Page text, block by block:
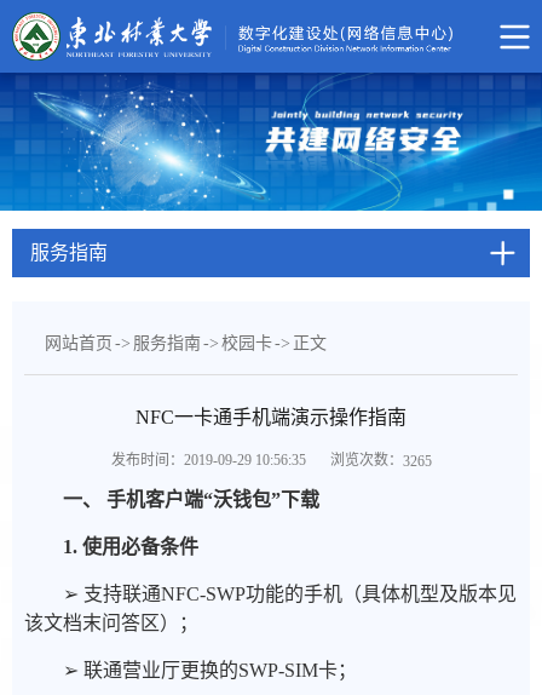
服务指南
网站首页 -> 服务指南-> 校园卡-> 正文
NFC一卡通手机端演示操作指南
发布时间：2019-09-29 10:56:35 浏览次数： 3265
一、 手机客户端“沃钱包”下载
1. 使用必备条件
➢ 支持联通NFC-SWP功能的手机（具体机型及版本见
该文档末问答区）；
➢ 联通营业厅更换的SWP-SIM卡；